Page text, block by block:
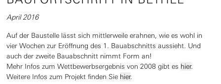
April 2016
Auf der Baustelle lässt sich mittlerweile erahnen, wie es wohl in
vier Wochen zur Eröffnung des 1. Bauabschnitts aussieht. Und
auch der zweite Bauabschnitt nimmt Form an!
Mehr Infos zum Wettbewerbsergebnis von 2008 gibt es hier.
Weitere Infos zum Projekt finden Sie hier.